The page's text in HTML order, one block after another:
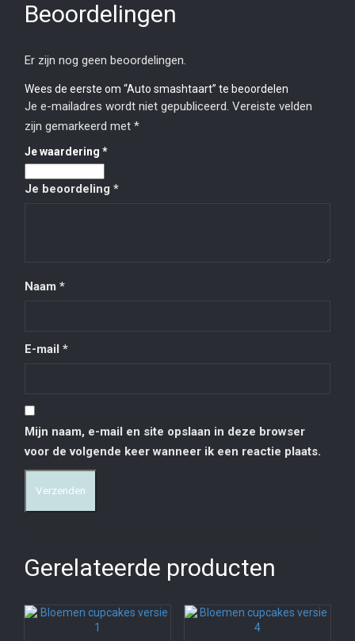
Beoordelingen
Er zijn nog geen beoordelingen.
Wees de eerste om “Auto smashtaart” te beoordelen
Je e-mailadres wordt niet gepubliceerd. Vereiste velden
zijn gemarkeerd met *
Je waardering *
Je beoordeling *
Naam *
E-mail *
Mijn naam, e-mail en site opslaan in deze browser
voor de volgende keer wanneer ik een reactie plaats.
Gerelateerde producten